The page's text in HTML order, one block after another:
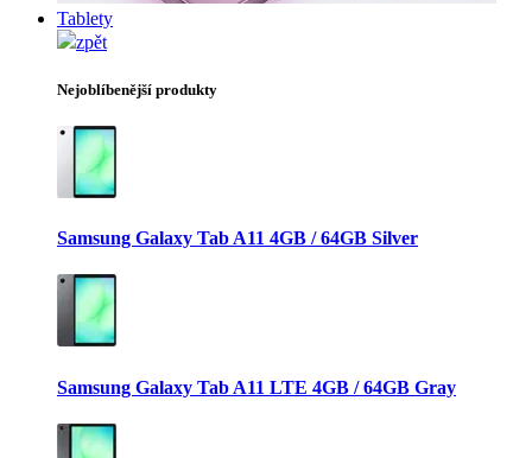
Tablety
zpět
Nejoblíbenější produkty
Samsung Galaxy Tab A11 4GB / 64GB Silver
Samsung Galaxy Tab A11 LTE 4GB / 64GB Gray